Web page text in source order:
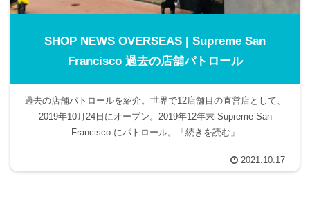
SHOP NEWS OVERSEAS | Supreme San
Francisco 過去の店舗パトロール
過去の店舗パトロールを紹介。世界で12店舗目の直営店として、
2019年10月24日にオープン。2019年12年末 Supreme San
Francisco にパトロール。「続きを読む」
2021.10.17